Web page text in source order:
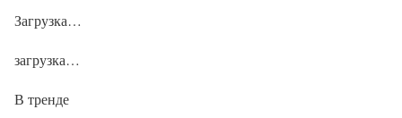
Загрузка…
загрузка…
В тренде